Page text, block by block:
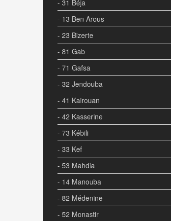
- 31 Béja
- 13 Ben Arous
- 23 Bizerte
- 81 Gab
- 71 Gafsa
- 32 Jendouba
- 41 Kairouan
- 42 Kasserine
- 73 Kébili
- 33 Kef
- 53 Mahdia
- 14 Manouba
- 82 Médenine
- 52 Monastir